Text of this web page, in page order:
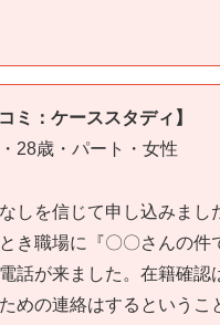
ミ：ケーススタディ】
28歳・パート・女性
なしを信じて申し込みまし
き職場に『〇〇さんの件
話が来ました。在籍確認
めの連絡はするというこ